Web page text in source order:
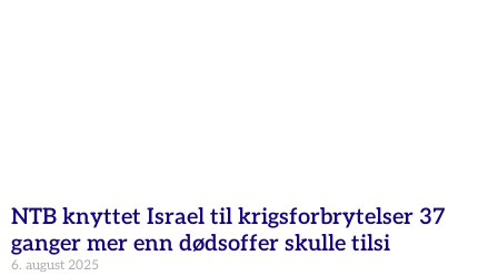
NTB knyttet Israel til krigsforbrytelser 37
ganger mer enn dødsoffer skulle tilsi
6. august 2025